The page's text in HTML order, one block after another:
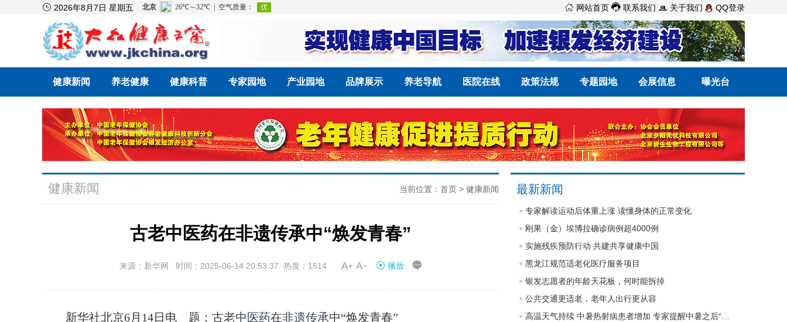
 2026年8月7日 星期五  网站首页  联系我们  关于我们 QQ登录
健康新闻 养老健康 健康科普 专家园地 产业园地 品牌展示 养老导航 医院在线 政策法规 专题园地 会展信息 曝光台
健康新闻 当前位置： 首页 > 健康新闻
古老中医药在非遗传承中“焕发青春”
来源：新华网 时间：2025-06-14 20:53:37 热度：1514  播放 
新华社北京6月14日电 题：古老中医药在非遗传承中“焕发青春”
最新新闻
专家解读运动后体重上涨 读懂身体的正常变化
刚果（金）埃博拉确诊病例超4000例
实施残疾预防行动 共建共享健康中国
黑龙江规范适老化医疗服务项目
银发志愿者的年龄天花板，何时能拆掉
公共交通更适老，老年人出行更从容